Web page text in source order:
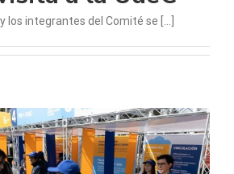
los integrantes del Comité se [...]